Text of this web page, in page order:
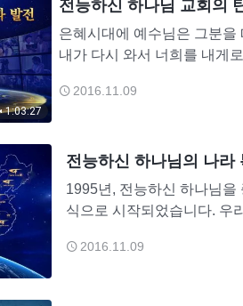
1:03:27
전능하신 하나님 교회의
은혜시대에 예수님은 그분을
내가 다시 와서 너희를 내게
2016.11.09
전능하신 하나님의 나라
1995년, 전능하신 하나님을
식으로 시작되었습니다. 우
지도자들의...
2016.11.09